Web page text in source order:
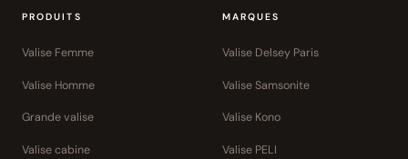
PRODUITS
Valise Femme
Valise Homme
Grande valise
Valise cabine
MARQUES
Valise Delsey Paris
Valise Samsonite
Valise Kono
Valise PELI